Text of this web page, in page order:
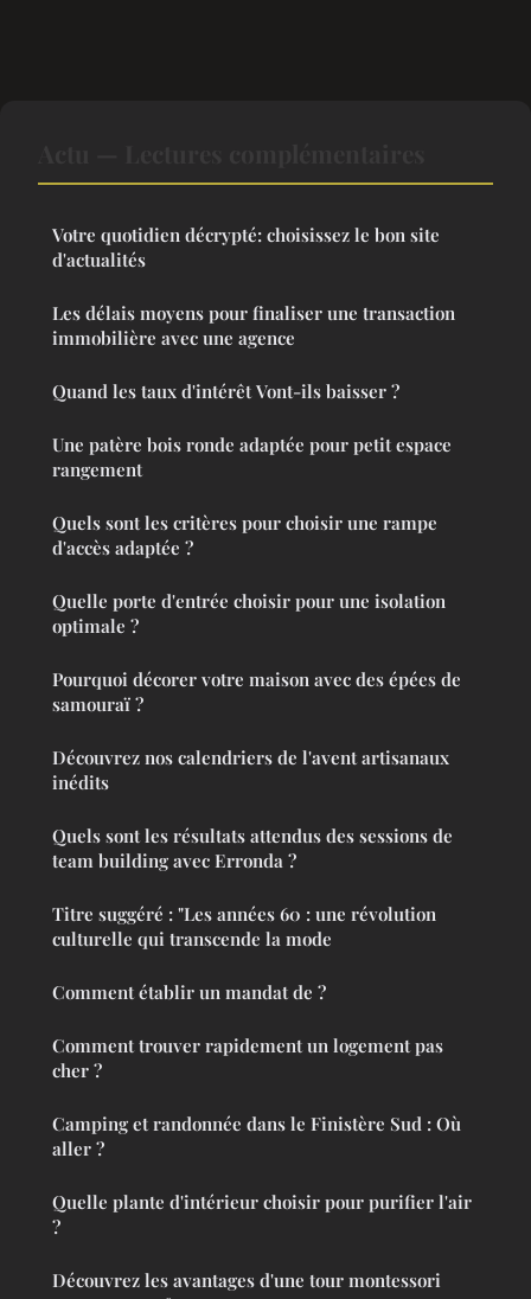
Votre quotidien décrypté: choisissez le bon site
d'actualités
Les délais moyens pour finaliser une transaction
immobilière avec une agence
Quand les taux d'intérêt Vont-ils baisser ?
Une patère bois ronde adaptée pour petit espace
rangement
Quels sont les critères pour choisir une rampe
d'accès adaptée ?
Quelle porte d'entrée choisir pour une isolation
optimale ?
Pourquoi décorer votre maison avec des épées de
samouraï ?
Découvrez nos calendriers de l'avent artisanaux
inédits
Quels sont les résultats attendus des sessions de
team building avec Erronda ?
Titre suggéré : "Les années 60 : une révolution
culturelle qui transcende la mode
Comment établir un mandat de ?
Comment trouver rapidement un logement pas
cher ?
Camping et randonnée dans le Finistère Sud : Où
aller ?
Quelle plante d'intérieur choisir pour purifier l'air
?
Découvrez les avantages d'une tour montessori